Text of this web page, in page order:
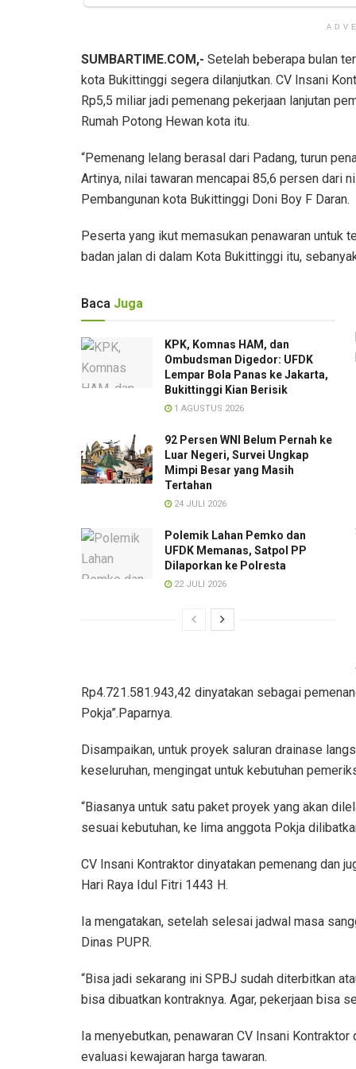
SUMBARTIME.COM,- Setelah beberapa bulan
kota Bukittinggi segera dilanjutkan. CV Insani
Rp5,5 miliar jadi pemenang pekerjaan lanjutan
Rumah Potong Hewan kota itu.
“Pemenang lelang berasal dari Padang, turun
Artinya, nilai tawaran mencapai 85,6 persen dari
Pembangunan kota Bukittinggi Doni Boy F Daran.
Peserta yang ikut memasukan penawaran untuk
badan jalan di dalam Kota Bukittinggi itu,
Baca Juga
KPK, Komnas HAM, dan
Ombudsman Digedor: UFDK
Lempar Bola Panas ke Jakarta,
Bukittinggi Kian Berisik
1 AGUSTUS 2026
92 Persen WNI Belum Pernah ke
Luar Negeri, Survei Ungkap
Mimpi Besar yang Masih
Tertahan
24 JULI 2026
Polemik Lahan Pemko dan
UFDK Memanas, Satpol PP
Dilaporkan ke Polresta
22 JULI 2026
Rp4.721.581.943,42 dinyatakan sebagai
Pokja”.Paparnya.
Disampaikan, untuk proyek saluran drainase
keseluruhan, mengingat untuk kebutuhan
“Biasanya untuk satu paket proyek yang akan
sesuai kebutuhan, ke lima anggota Pokja
CV Insani Kontraktor dinyatakan pemenang dan
Hari Raya Idul Fitri 1443 H.
Ia mengatakan, setelah selesai jadwal masa
Dinas PUPR.
“Bisa jadi sekarang ini SPBJ sudah diterbitkan
bisa dibuatkan kontraknya. Agar, pekerjaan bisa
Ia menyebutkan, penawaran CV Insani
evaluasi kewajaran harga tawaran.